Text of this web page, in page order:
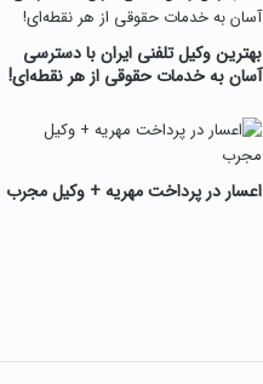
بهترین وکیل تلفنی ایران با دسترسی
آسان به خدمات حقوقی از هر نقطه‌ای!
اعسار در پرداخت مهریه + وکیل مجرب